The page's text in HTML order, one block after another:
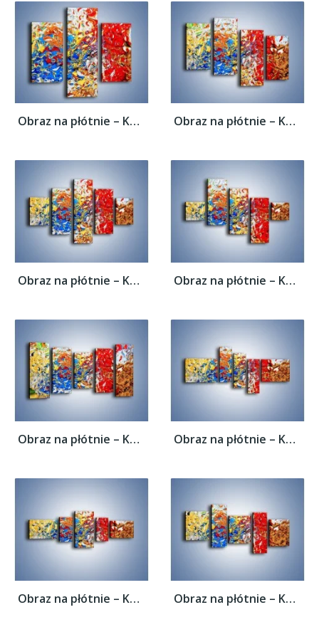
Obraz na płótnie – Każdy kolor coś znaczy... Obraz na płótnie – Każdy kolor coś znaczy...
Obraz na płótnie – Każdy kolor coś znaczy... Obraz na płótnie – Każdy kolor coś znaczy...
Obraz na płótnie – Każdy kolor coś znaczy... Obraz na płótnie – Każdy kolor coś znaczy...
Obraz na płótnie – Każdy kolor coś znaczy... Obraz na płótnie – Każdy kolor coś znaczy...